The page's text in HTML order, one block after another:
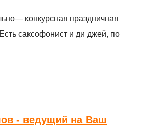
конкурсная праздничная
саксофонист и ди джей, по
- ведущий на Ваш